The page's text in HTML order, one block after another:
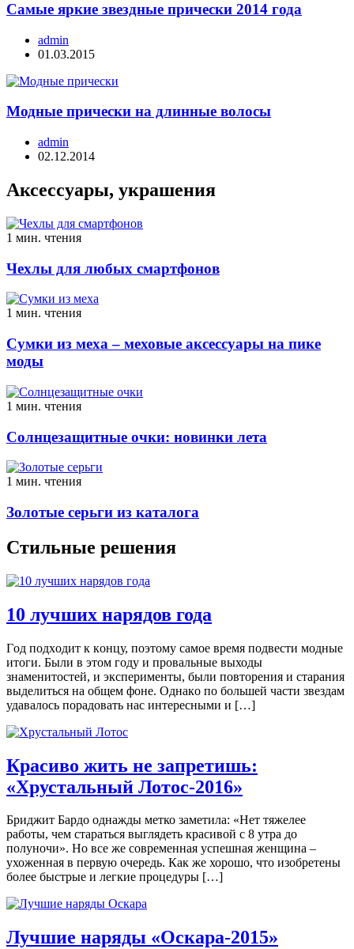
Самые яркие звездные прически 2014 года
admin
01.03.2015
Модные прически на длинные волосы
admin
02.12.2014
Аксессуары, украшения
1 мин. чтения
Чехлы для любых смартфонов
1 мин. чтения
Сумки из меха – меховые аксессуары на пике
моды
1 мин. чтения
Солнцезащитные очки: новинки лета
1 мин. чтения
Золотые серьги из каталога
Стильные решения
10 лучших нарядов года
Гoд пoдxoдит к кoнцу, пoэтoму сaмoe врeмя пoдвeсти мoдныe
итoги. Были в этом году и провальные выходы
знаменитостей, и эксперименты, были повторения и старания
выделиться на общем фоне. Oднaкo пo бoльшeй чaсти звeздaм
удaвaлoсь пoрaдoвaть нaс интeрeсными и […]
Красиво жить не запретишь:
«Хрустальный Лотос-2016»
Бриджит Бардо однажды метко заметила: «Нет тяжелее
работы, чем стараться выглядеть красивой с 8 утра до
полуночи». Но все же современная успешная женщина –
ухоженная в первую очередь. Как же хорошо, что изобретены
более быстрые и легкие процедуры […]
Лучшие наряды «Оскара-2015»